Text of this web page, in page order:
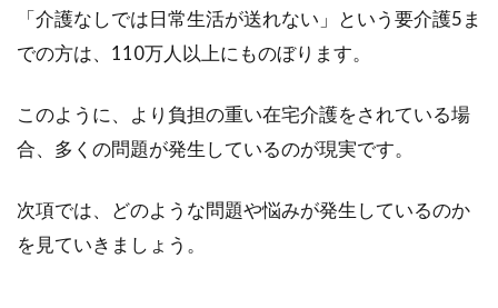
って交換したらいいの！？
た！！不動産屋さんに電話すればいいの！？賃
貸だから自分...
「介護なしでは日常生活が送れない」という要介護5ま
での方は、110万人以上にものぼります。
このように、より負担の重い在宅介護をされている場
合、多くの問題が発生しているのが現実です。
次項では、どのような問題や悩みが発生しているのか
を見ていきましょう。